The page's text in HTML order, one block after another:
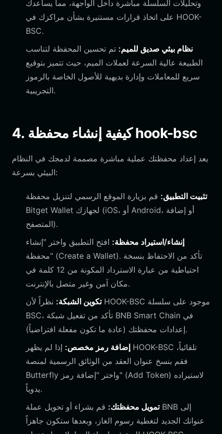
وتحليلات السلسلة مباشرة داخل الواجهة، مما يساعدك
على اتخاذ قرارات مستنيرة بشأن مراكزك في HOOK-
BSC.
نظام بيئي صديق للميم: تم تحسين المحفظة لتناسب
الطبيعة عالية السرعة لعملات الميم، حيث تتميز بتوقيع
سريع للمعاملات وإدارة بديهية للأصول الخاصة بالرموز
التجريبية.
4. كيفية إنشاء محفظة hook-bsc
يعد إعداد محفظتك عملية مباشرة مصممة لدمجك في النظام
البيئي بسرعة:
تثبيت التطبيق: قم بزيارة الموقع الرسمي لتنزيل محفظة
Bitget Wallet لجهازك (iOS، أو Android، أو إضافة
المتصفح).
إنشاء/استيراد محفظة: افتح التطبيق واختر "إنشاء
محفظة" (Create a Wallet). تأكد من الاحتفاظ بنسخة
احتياطية من عبارة الاسترداد المكونة من 12 كلمة في
مكان آمن وغير متصل بالإنترنت.
تكوين الشبكة: نظراً لأن HOOK-BSC موجود على سلسلة
BSC، تأكد من تفعيل شبكة BNB Smart Chain في
إعدادات محفظتك (عادة ما تكون مفعلة افتراضياً).
إضافة رمز مخصص: إذا لم يظهر HOOK-BSC تلقائياً،
فقم بنسخ عنوان العقد من الوثائق الرسمية لمنصة
Butterfly واختر "إضافة رمز" (Add Token) لاستيراده
يدوياً.
تمويل محفظتك: قم بشراء أو تحويل عملة BNB إلى
عنوانك الجديد لتغطية رسوم الغاز، وبعدها ستكون جاهزاً